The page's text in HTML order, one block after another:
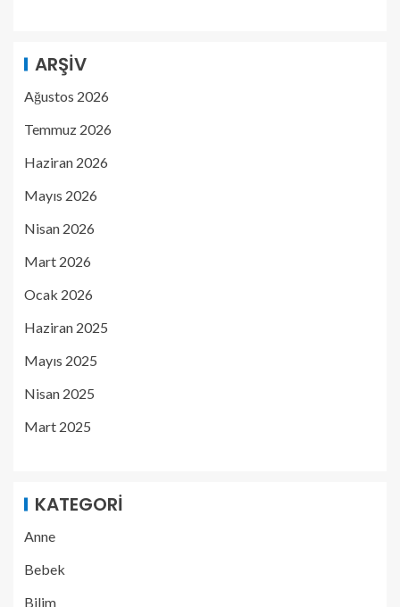
ARŞIV
Ağustos 2026
Temmuz 2026
Haziran 2026
Mayıs 2026
Nisan 2026
Mart 2026
Ocak 2026
Haziran 2025
Mayıs 2025
Nisan 2025
Mart 2025
KATEGORI
Anne
Bebek
Bilim